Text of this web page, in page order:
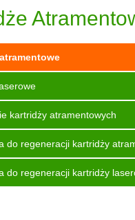
kartridży atramentowych
do regeneracji kartridży
do regeneracji kartridży